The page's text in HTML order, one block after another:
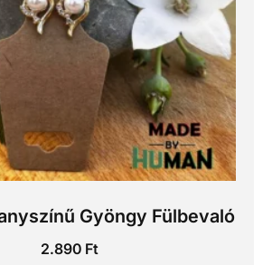
Gyöngy Fülbevaló
2.890 Ft